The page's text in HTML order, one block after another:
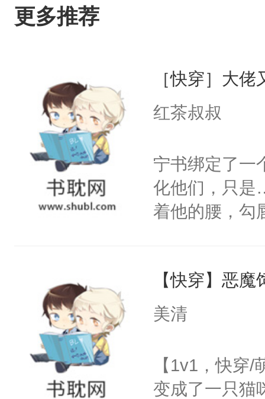
更多推荐
［快穿］大
红茶叔叔
宁书绑定了一
化他们，只是
着他的腰，勾
来，给老公
用力——为你
【快穿】恶
美清
【1v1，快穿
变成了一只猫